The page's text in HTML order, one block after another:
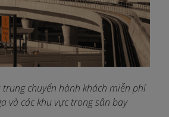
chuyển hành khách miễn phí
và các khu vực trong sân bay